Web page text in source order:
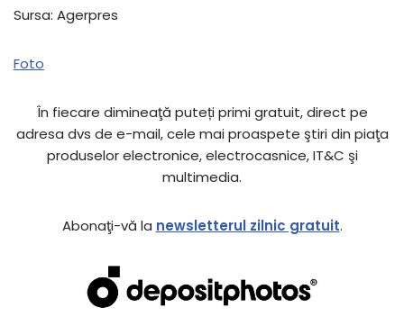
Sursa: Agerpres
Foto
În fiecare dimineaţă puteți primi gratuit, direct pe
adresa dvs de e-mail, cele mai proaspete ştiri din piaţa
produselor electronice, electrocasnice, IT&C şi
multimedia.
Abonaţi-vă la newsletterul zilnic gratuit.